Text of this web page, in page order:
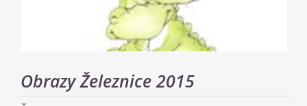
Obrazy Železnice 2015